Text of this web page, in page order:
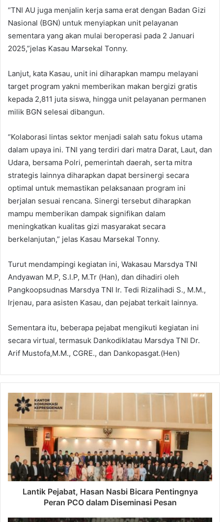
“TNI AU juga menjalin kerja sama erat dengan Badan Gizi
Nasional (BGN) untuk menyiapkan unit pelayanan
sementara yang akan mulai beroperasi pada 2 Januari
2025,”jelas Kasau Marsekal Tonny.
Lanjut, kata Kasau, unit ini diharapkan mampu melayani
target program yakni memberikan makan bergizi gratis
kepada 2,811 juta siswa, hingga unit pelayanan permanen
milik BGN selesai dibangun.
“Kolaborasi lintas sektor menjadi salah satu fokus utama
dalam upaya ini. TNI yang terdiri dari matra Darat, Laut, dan
Udara, bersama Polri, pemerintah daerah, serta mitra
strategis lainnya diharapkan dapat bersinergi secara
optimal untuk memastikan pelaksanaan program ini
berjalan sesuai rencana. Sinergi tersebut diharapkan
mampu memberikan dampak signifikan dalam
meningkatkan kualitas gizi masyarakat secara
berkelanjutan,” jelas Kasau Marsekal Tonny.
Turut mendampingi kegiatan ini, Wakasau Marsdya TNI
Andyawan M.P, S.I.P, M.Tr (Han), dan dihadiri oleh
Pangkoopsudnas Marsdya TNI Ir. Tedi Rizalihadi S., M.M.,
Irjenau, para asisten Kasau, dan pejabat terkait lainnya.
Sementara itu, beberapa pejabat mengikuti kegiatan ini
secara virtual, termasuk Dankodiklatau Marsdya TNI Dr.
Arif Mustofa,M.M., CGRE., dan Dankopasgat.(Hen)
Lantik Pejabat, Hasan Nasbi Bicara Pentingnya
Peran PCO dalam Diseminasi Pesan